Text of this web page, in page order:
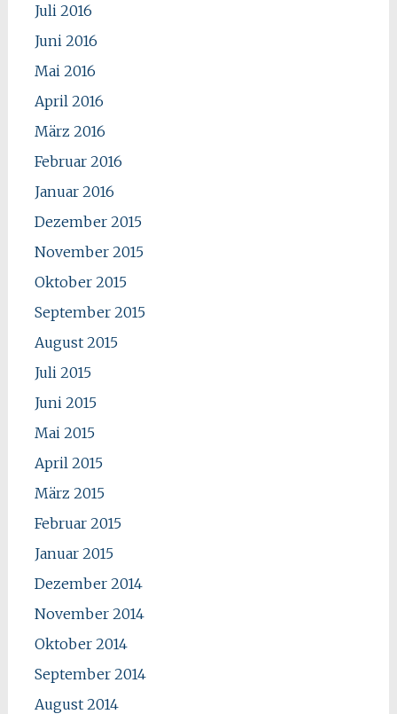
Juli 2016
Juni 2016
Mai 2016
April 2016
März 2016
Februar 2016
Januar 2016
Dezember 2015
November 2015
Oktober 2015
September 2015
August 2015
Juli 2015
Juni 2015
Mai 2015
April 2015
März 2015
Februar 2015
Januar 2015
Dezember 2014
November 2014
Oktober 2014
September 2014
August 2014